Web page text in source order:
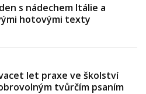
s nádechem Itálie a
hotovými texty
let praxe ve školství
tvůrčím psaním